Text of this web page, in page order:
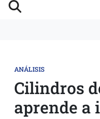
ANÁLISIS
Cilindros
aprende a